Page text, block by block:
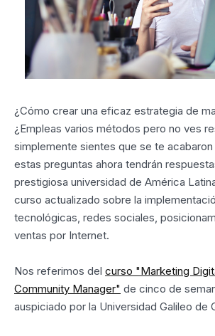
¿Cómo crear una eficaz estrategia de
¿Empleas varios métodos pero no ves
simplemente sientes que se te acabaron
estas preguntas ahora tendrán
prestigiosa universidad de América
curso actualizado sobre la
tecnológicas, redes sociales,
ventas por Internet.
Nos referimos del curso "Marketing
Community Manager" de cinco de
auspiciado por la Universidad Galileo de